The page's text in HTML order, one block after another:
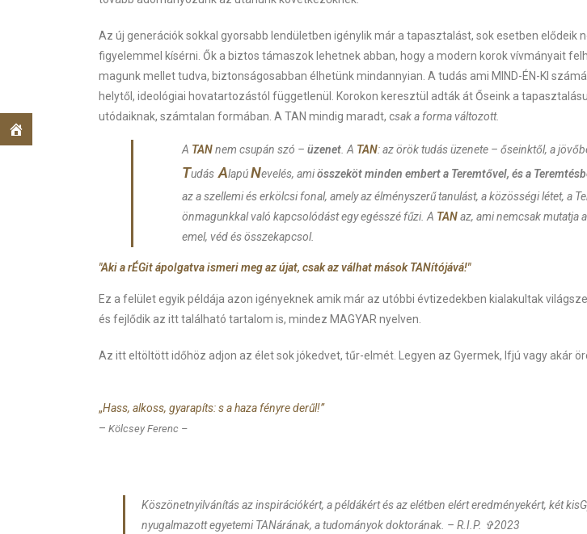
Az új generációk sokkal gyorsabb lendületben igénylik már a tapasztalást, sok esetben elődeik
figyelemmel kísérni. Ők a biztos támaszok lehetnek abban, hogy a modern korok vívmányait
magunk mellet tudva, biztonságosabban élhetünk mindannyian. A tudás ami MIND-ÉN-KI
helytől, ideológiai hovatartozástól függetlenül. Korokon keresztül adták át Őseink a
utódaiknak, számtalan formában. A TAN mindig maradt, csak a forma változott.
A TANnem csupán szó – üzenet . A TAN: az örök tudás üzenete – őseinktől, a
Tudás AlapúNevelés, amiösszeköt minden embert a Teremtővel, és a
az a szellemi és erkölcsi fonal, amely az élményszerű tanulást, a közösségi létet, a
önmagunkkal való kapcsolódást egy egésszé fűzi. A TANaz, ami nemcsak mutatja
emel, véd és összekapcsol.
"Aki a rÉGit ápolgatva ismeri meg az újat, csak az válhat mások TANítójává!"
Ez a felület egyik példája azon igényeknek amik már az utóbbi évtizedekben kialakultak
és fejlődik az itt található tartalom is, mindez MAGYAR nyelven.
Az itt eltöltött időhöz adjon az élet sok jókedvet, tűr-elmét. Legyen az Gyermek, Ifjú vagy akár
„Hass, alkoss, gyarapíts: s a haza fényre derűl!”
– Kölcsey Ferenc –
Köszönetnyilvánítás az inspirációkért, a példákért és az elétben elért eredményekért, két
nyugalmazott egyetemi TANárának, a tudományok doktorának. – R.I.P. ✞2023